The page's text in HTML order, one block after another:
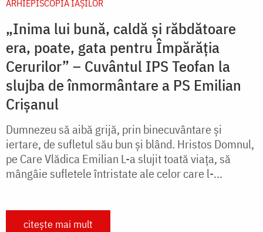
ARHIEPISCOPIA IAŞILOR
„Inima lui bună, caldă și răbdătoare
era, poate, gata pentru Împărăția
Cerurilor” – Cuvântul IPS Teofan la
slujba de înmormântare a PS Emilian
Crișanul
Dumnezeu să aibă grijă, prin binecuvântare și
iertare, de sufletul său bun și blând. Hristos Domnul,
pe Care Vlădica Emilian L-a slujit toată viața, să
mângâie sufletele întristate ale celor care l-...
citește mai mult